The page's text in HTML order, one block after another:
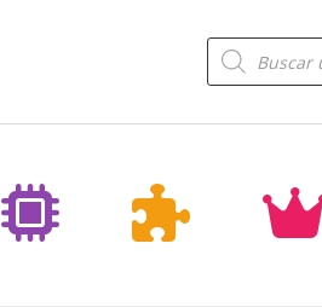
Búsqueda
de
productos